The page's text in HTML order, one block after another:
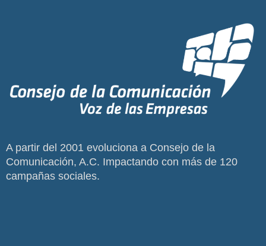
A partir del 2001 evoluciona a Consejo de la
Comunicación, A.C. Impactando con más de 120
campañas sociales.